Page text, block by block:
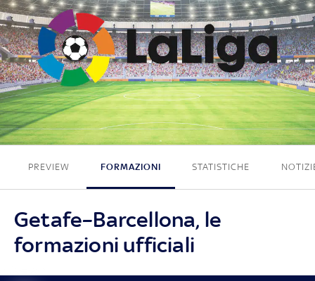
0 - 0
PREVIEW FORMAZIONI STATISTICHE
Getafe–Barcellona, le
formazioni ufficiali